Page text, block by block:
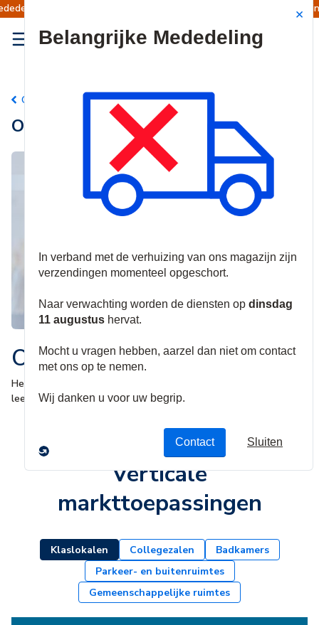
Verzendingen worden op dinsdag 11
menu
Site Search
Oplossingen
Onderwijsoplossingen
Onderwijsoplossingen
Het creëren van veilige, beveiligde en meeslepende
leeromgevingen
Verticale
markttoepassingen
Klaslokalen Collegezalen
Badkamers
Parkeer- en buitenruimtes
Gemeenschappelijke ruimtes